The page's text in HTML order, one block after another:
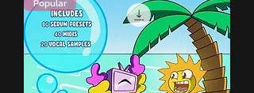
Popular